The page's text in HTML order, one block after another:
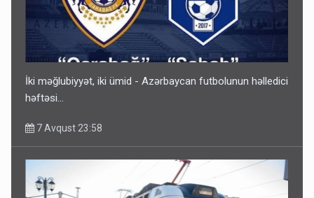
Gedişi var, dönüşü yox: Bakı-Tbilisi-Bakı qatarına bilet
satışından böyük narazılıq
İki məğlubiyyət, iki ümid - Azərbaycan futbolunun həlledici
həftəsi...
7 Avqust 23:58